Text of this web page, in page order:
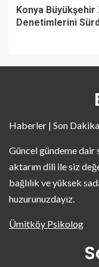
Konya Büyükşehir
Denetimlerini
Haberler | Son
Güncel gündeme
aktarım dili ile siz
bağlılık ve yüksek
huzurunuzdayız.
Ümitköy Psikolog